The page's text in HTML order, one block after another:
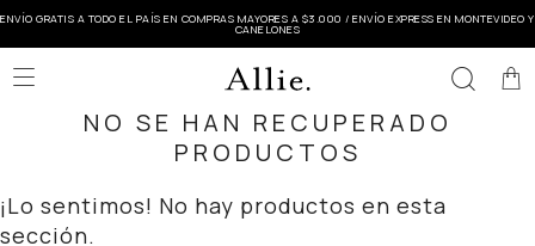
ENVÍO GRATIS A TODO EL PAÍS EN COMPRAS MAYORES A $3.000 / ENVÍO EXPRESS EN MONTEVIDEO Y
CANELONES

NO SE HAN RECUPERADO
PRODUCTOS
¡Lo sentimos! No hay productos en esta
sección.